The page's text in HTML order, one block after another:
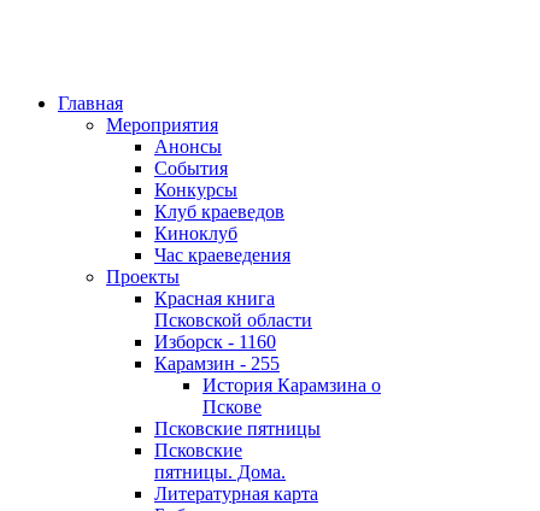
Главная
Мероприятия
Анонсы
События
Конкурсы
Клуб краеведов
Киноклуб
Час краеведения
Проекты
Красная книга
Псковской области
Изборск - 1160
Карамзин - 255
История Карамзина о
Пскове
Псковские пятницы
Псковские
пятницы. Дома.
Литературная карта